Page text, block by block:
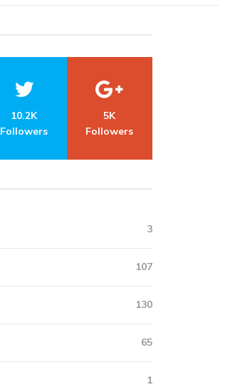
10.2K
Followers
5K
Followers
3
107
130
65
1